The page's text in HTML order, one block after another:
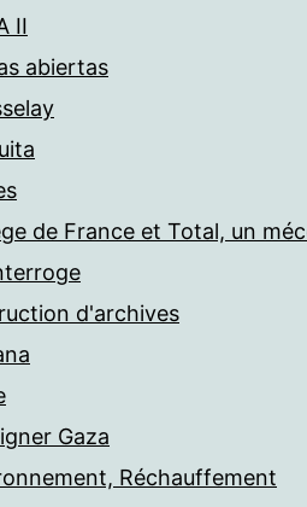
II
abiertas
de France et Total, un
d'archives
Gaza
Réchauffement